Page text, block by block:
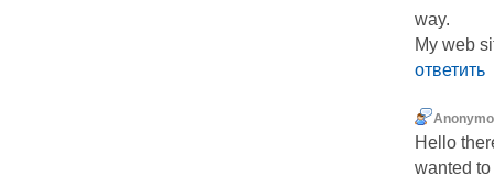
way.
My web
ответить
Hello
wanted to